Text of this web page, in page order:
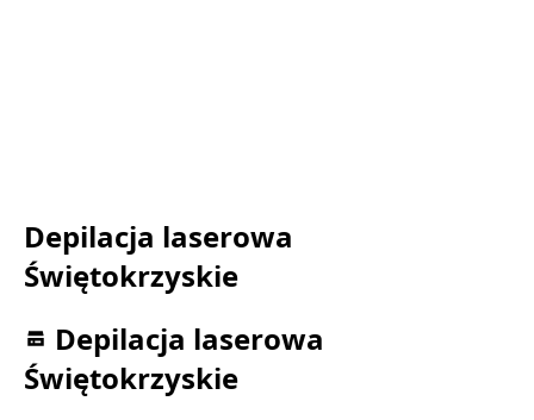
Depilacja laserowa
Świętokrzyskie
Depilacja laserowa
Świętokrzyskie